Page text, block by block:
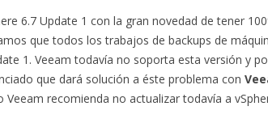
6.7 Update 1 con la gran novedad de tener
que todos los trabajos de backups de
1. Veeam todavía no soporta esta versión y
que dará solución a éste problema con
recomienda no actualizar todavía a